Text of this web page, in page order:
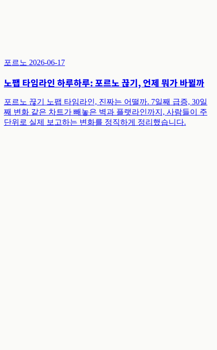
포르노 2026-06-17
노팹 타임라인 하루하루: 포르노 끊기, 언제 뭐가 바뀔까
포르노 끊기 노팹 타임라인, 진짜는 어떨까. 7일째 급증, 30일
째 변화 같은 차트가 빼놓은 벽과 플랫라인까지, 사람들이 주
단위로 실제 보고하는 변화를 정직하게 정리했습니다.